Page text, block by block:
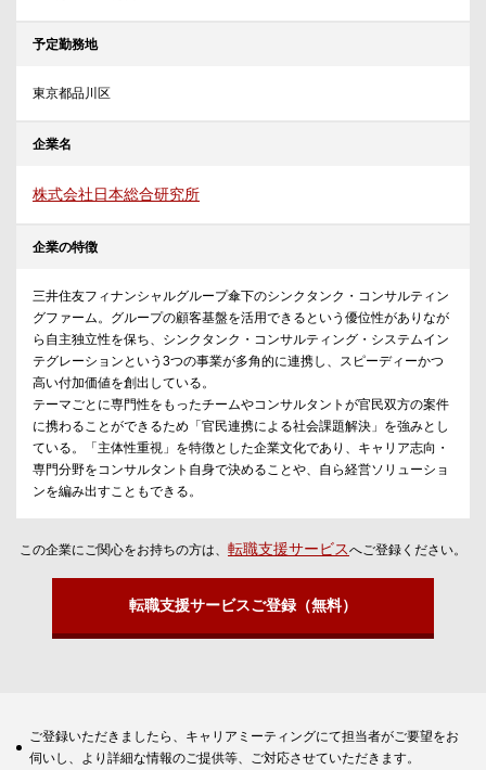
予定勤務地
東京都品川区
企業名
株式会社日本総合研究所
企業の特徴
三井住友フィナンシャルグループ傘下のシンクタンク・コンサルティン
グファーム。グループの顧客基盤を活用できるという優位性がありなが
ら自主独立性を保ち、シンクタンク・コンサルティング・システムイン
テグレーションという3つの事業が多角的に連携し、スピーディーかつ
高い付加価値を創出している。
テーマごとに専門性をもったチームやコンサルタントが官民双方の案件
に携わることができるため「官民連携による社会課題解決」を強みとし
ている。「主体性重視」を特徴とした企業文化であり、キャリア志向・
専門分野をコンサルタント自身で決めることや、自ら経営ソリューショ
ンを編み出すこともできる。
この企業にご関心をお持ちの方は、 転職支援サービスへご登録ください。
転職支援サービスご登録（無料）
ご登録いただきましたら、キャリアミーティングにて担当者がご要望をお
伺いし、より詳細な情報のご提供等、ご対応させていただきます。